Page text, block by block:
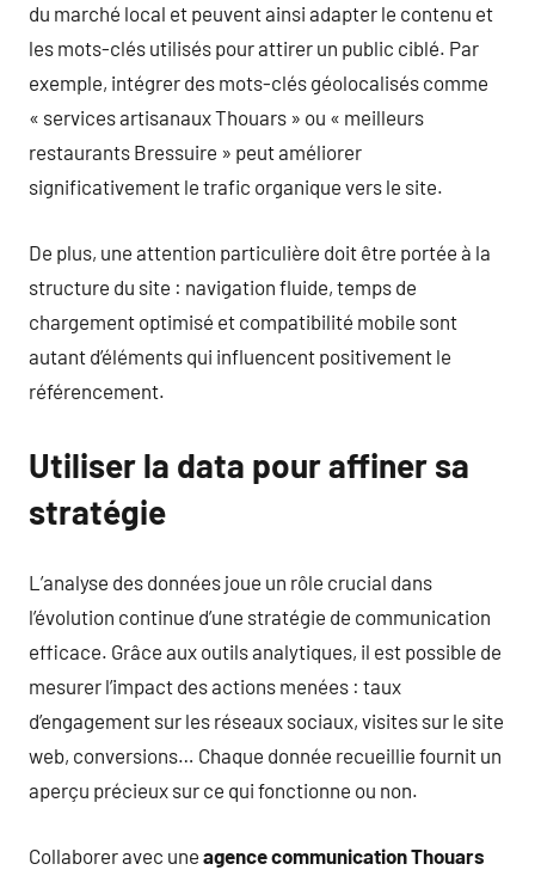
du marché local et peuvent ainsi adapter le contenu et
les mots-clés utilisés pour attirer un public ciblé. Par
exemple, intégrer des mots-clés géolocalisés comme
« services artisanaux Thouars » ou « meilleurs
restaurants Bressuire » peut améliorer
significativement le trafic organique vers le site.
De plus, une attention particulière doit être portée à la
structure du site : navigation fluide, temps de
chargement optimisé et compatibilité mobile sont
autant d’éléments qui influencent positivement le
référencement.
Utiliser la data pour affiner sa
stratégie
L’analyse des données joue un rôle crucial dans
l’évolution continue d’une stratégie de communication
efficace. Grâce aux outils analytiques, il est possible de
mesurer l’impact des actions menées : taux
d’engagement sur les réseaux sociaux, visites sur le site
web, conversions… Chaque donnée recueillie fournit un
aperçu précieux sur ce qui fonctionne ou non.
Collaborer avec une agence communication Thouars